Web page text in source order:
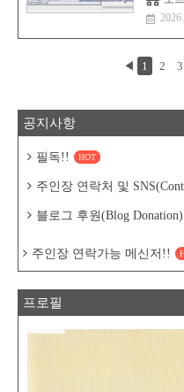
◀ 1 2 3
공지사항
필독!! HOT
주인장 연락처 및
블로그 후원(Blog Donation)
주인장 연락가능 메신저!!
프로필